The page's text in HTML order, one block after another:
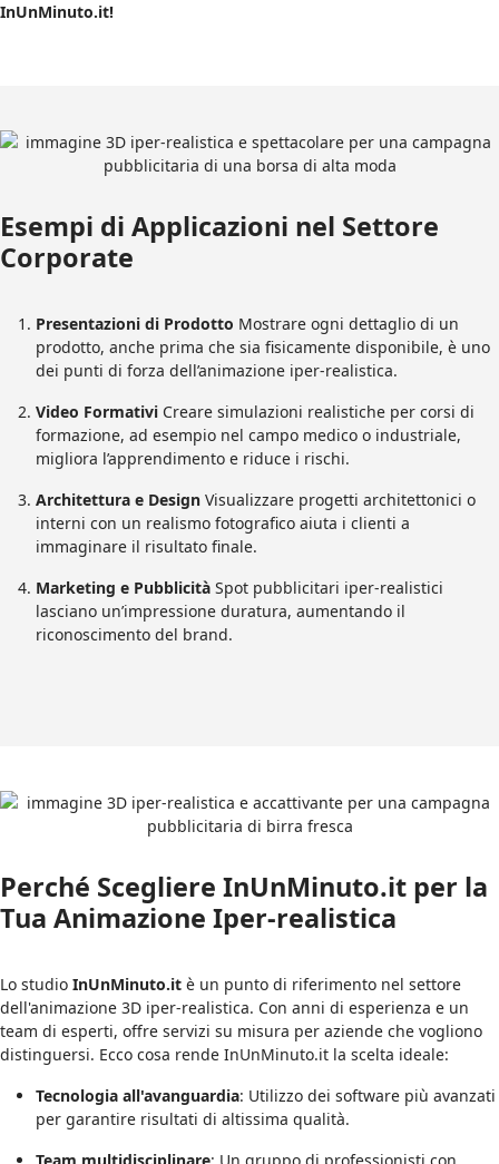
InUnMinuto.it!
Esempi di Applicazioni nel Settore
Corporate
Presentazioni di Prodotto Mostrare ogni dettaglio di un
prodotto, anche prima che sia fisicamente disponibile, è uno
dei punti di forza dell’animazione iper-realistica.
Video Formativi Creare simulazioni realistiche per corsi di
formazione, ad esempio nel campo medico o industriale,
migliora l’apprendimento e riduce i rischi.
Architettura e Design Visualizzare progetti architettonici o
interni con un realismo fotografico aiuta i clienti a
immaginare il risultato finale.
Marketing e Pubblicità Spot pubblicitari iper-realistici
lasciano un’impressione duratura, aumentando il
riconoscimento del brand.
Perché Scegliere InUnMinuto.it per la
Tua Animazione Iper-realistica
Lo studio InUnMinuto.it è un punto di riferimento nel settore
dell'animazione 3D iper-realistica. Con anni di esperienza e un
team di esperti, offre servizi su misura per aziende che vogliono
distinguersi. Ecco cosa rende InUnMinuto.it la scelta ideale:
Tecnologia all'avanguardia: Utilizzo dei software più avanzati
per garantire risultati di altissima qualità.